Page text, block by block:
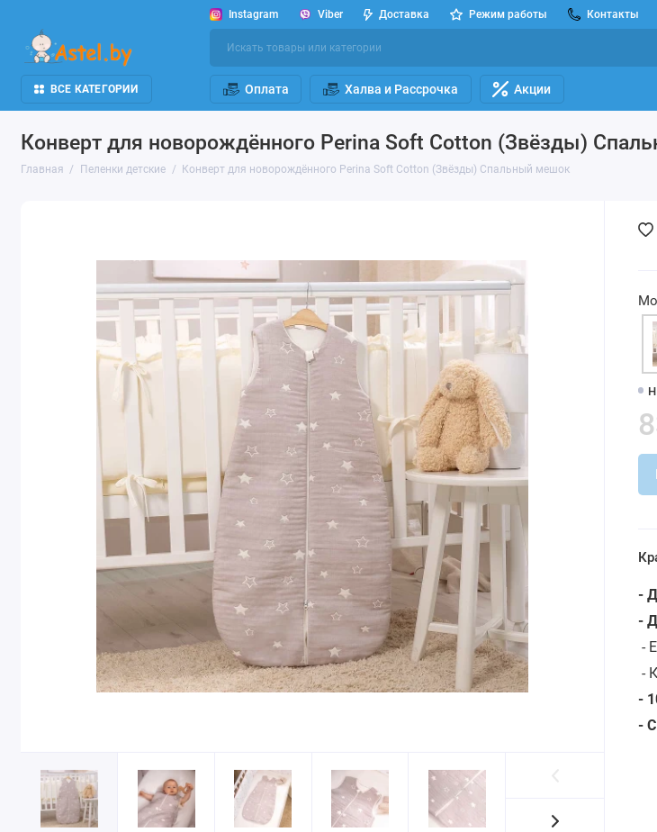
Instagram Viber Доставка Режим работы Контакты
ВСЕ КАТЕГОРИИ Оплата Халва и Рассрочка Акции
Конверт для новорождённого Perina Soft Cotton (Звёзды)
Главная Пеленки детские Конверт для новорождённого Perina Soft Cotton (Звёзды) Спальный мешок
-
-
-
-
-
-